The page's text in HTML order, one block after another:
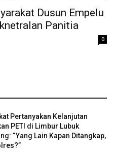
Dusun Empelu
Panitia
0
Pertanyakan Kelanjutan
PETI di Limbur Lubuk
“Yang Lain Kapan Ditangkap,